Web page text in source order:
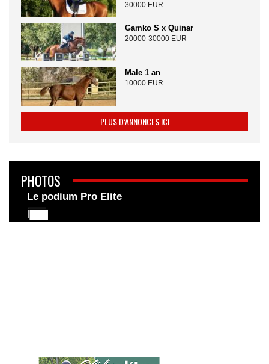
30000 EUR
Gamko S x Quinar
20000-30000 EUR
Male 1 an
10000 EUR
PLUS D’ANNONCES ICI
PHOTOS
Le podium Pro Elite